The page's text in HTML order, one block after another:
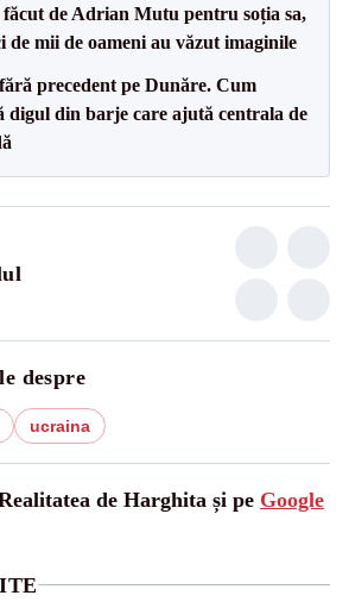
făcut de Adrian Mutu pentru soția sa,
de mii de oameni au văzut imaginile
precedent pe Dunăre. Cum
digul din barje care ajută centrala de
despre
ucraina
de Harghita și pe Google